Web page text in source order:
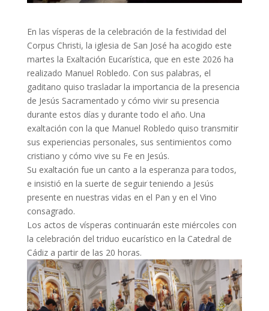
En las vísperas de la celebración de la festividad del
Corpus Christi, la iglesia de San José ha acogido este
martes la Exaltación Eucarística, que en este 2026 ha
realizado Manuel Robledo. Con sus palabras, el
gaditano quiso trasladar la importancia de la presencia
de Jesús Sacramentado y cómo vivir su presencia
durante estos días y durante todo el año. Una
exaltación con la que Manuel Robledo quiso transmitir
sus experiencias personales, sus sentimientos como
cristiano y cómo vive su Fe en Jesús.
Su exaltación fue un canto a la esperanza para todos,
e insistió en la suerte de seguir teniendo a Jesús
presente en nuestras vidas en el Pan y en el Vino
consagrado.
Los actos de vísperas continuarán este miércoles con
la celebración del triduo eucarístico en la Catedral de
Cádiz a partir de las 20 horas.